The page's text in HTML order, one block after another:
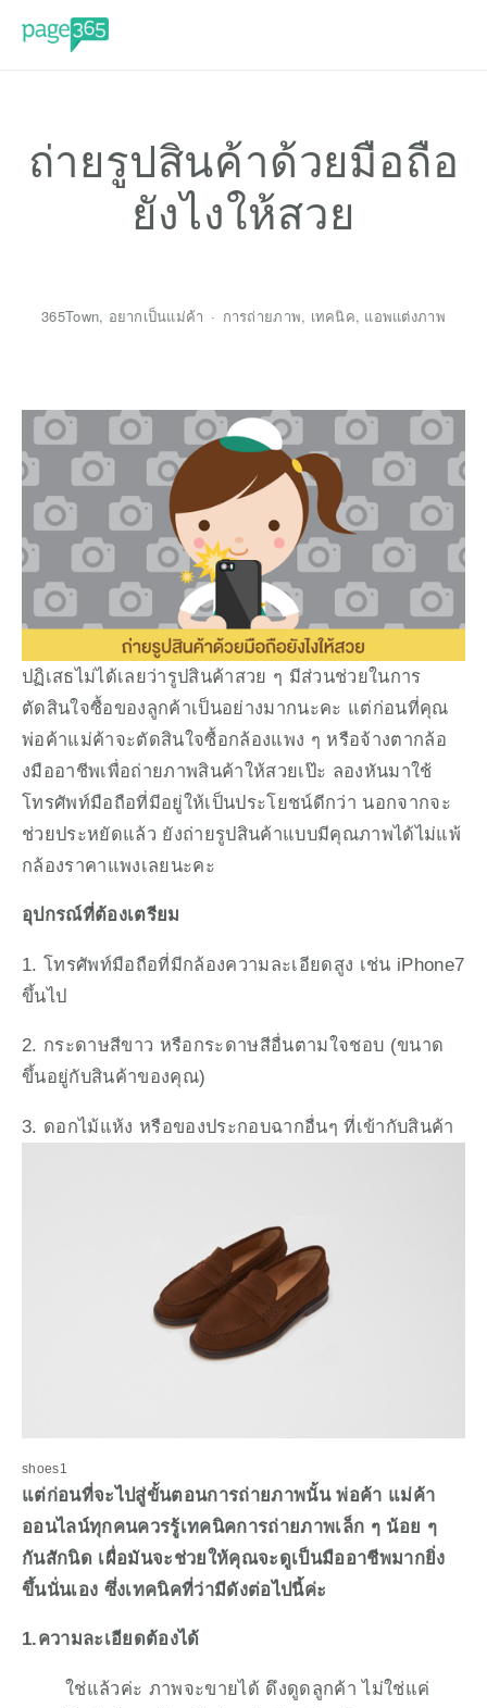
ถ่ายรูปสินค้าด้วยมือถือ
ยังไงให้สวย
ปฏิเสธไม่ได้เลยว่ารูปสินค้าสวย ๆ มีส่วนช่วยในการ
ตัดสินใจซื้อของลูกค้าเป็นอย่างมากนะคะ แต่ก่อนที่คุณ
พ่อค้าแม่ค้าจะตัดสินใจซื้อกล้องแพง ๆ หรือจ้างตากล้อ
งมืออาชีพเพื่อถ่ายภาพสินค้าให้สวยเป๊ะ ลองหันมาใช้
โทรศัพท์มือถือที่มีอยู่ให้เป็นประโยชน์ดีกว่า นอกจากจะ
ช่วยประหยัดแล้ว ยังถ่ายรูปสินค้าแบบมีคุณภาพได้ไม่แพ้
กล้องราคาแพงเลยนะคะ
อุปกรณ์ที่ต้องเตรียม
1. โทรศัพท์มือถือที่มีกล้องความละเอียดสูง เช่น iPhone7
ขึ้นไป
2. กระดาษสีขาว หรือกระดาษสีอื่นตามใจชอบ (ขนาด
ขึ้นอยู่กับสินค้าของคุณ)
3. ดอกไม้แห้ง หรือของประกอบฉากอื่นๆ ที่เข้ากับสินค้า
shoes1
แต่ก่อนที่จะไปสู่ขั้นตอนการถ่ายภาพนั้น พ่อค้า แม่ค้า
ออนไลน์ทุกคนควรรู้เทคนิคการถ่ายภาพเล็ก ๆ น้อย ๆ
กันสักนิด เผื่อมันจะช่วยให้คุณจะดูเป็นมืออาชีพมากยิ่ง
ขึ้นนั่นเอง ซึ่งเทคนิคที่ว่ามีดังต่อไปนี้ค่ะ
1.ความละเอียดต้องได้
ใช่แล้วค่ะ ภาพจะขายได้ ดึงดูดลูกค้า ไม่ใช่แค่
365Town, อยากเป็นแม่ค้า การถ่ายภาพ, เทคนิค, แอพแต่งภาพ